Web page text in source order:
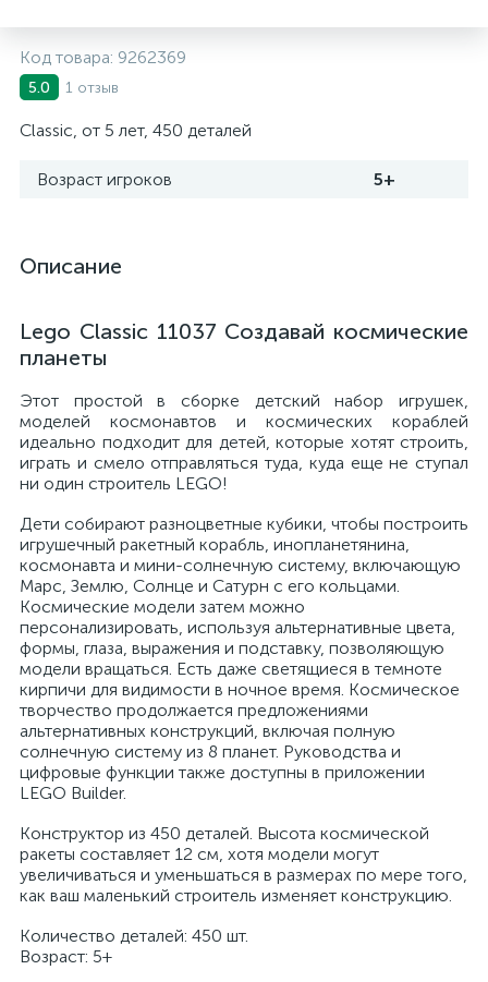
Код товара: 9262369
5.0 1 отзыв
Classic, от 5 лет, 450 деталей
Возраст игроков 5+
Описание
Lego Classic 11037 Создавай космические
планеты
Этот простой в сборке детский набор игрушек,
моделей космонавтов и космических кораблей
идеально подходит для детей, которые хотят строить,
играть и смело отправляться туда, куда еще не ступал
ни один строитель LEGO!
Дети собирают разноцветные кубики, чтобы построить
игрушечный ракетный корабль, инопланетянина,
космонавта и мини-солнечную систему, включающую
Марс, Землю, Солнце и Сатурн с его кольцами.
Космические модели затем можно
персонализировать, используя альтернативные цвета,
формы, глаза, выражения и подставку, позволяющую
модели вращаться. Есть даже светящиеся в темноте
кирпичи для видимости в ночное время. Космическое
творчество продолжается предложениями
альтернативных конструкций, включая полную
солнечную систему из 8 планет. Руководства и
цифровые функции также доступны в приложении
LEGO Builder.
Конструктор из 450 деталей. Высота космической
ракеты составляет 12 см, хотя модели могут
увеличиваться и уменьшаться в размерах по мере того,
как ваш маленький строитель изменяет конструкцию.
Количество деталей: 450 шт.
Возраст: 5+